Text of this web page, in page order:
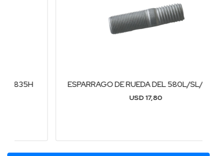
ESPARRAGO DE RUEDA DEL 580L/SL/M/SM